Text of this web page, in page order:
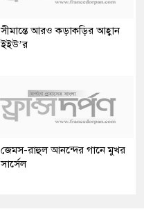
সীমান্তে আরও কড়াকড়ির আহ্বান
ইইউ’র
জেমস-রাহুল আনন্দের গানে মুখর
সার্সেল